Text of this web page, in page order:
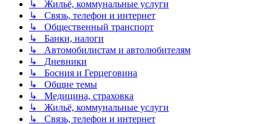
↳ Жильё, коммунальные услуги
↳ Связь, телефон и интернет
↳ Общественный транспорт
↳ Банки, налоги
↳ Автомобилистам и автолюбителям
↳ Дневники
↳ Босния и Герцеговина
↳ Общие темы
↳ Медицина, страховка
↳ Жильё, коммунальные услуги
↳ Связь, телефон и интернет